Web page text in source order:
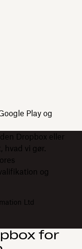
Play og
Dropbox eller
hvad vi gør.
og
Ltd
for